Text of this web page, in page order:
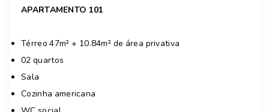
APARTAMENTO 101
Térreo 47m² + 10.84m² de área privativa
02 quartos
Sala
Cozinha americana